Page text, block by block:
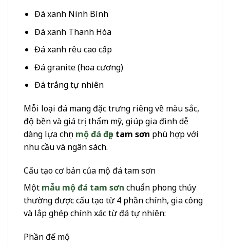
Đá xanh Ninh Bình
Đá xanh Thanh Hóa
Đá xanh rêu cao cấp
Đá granite (hoa cương)
Đá trắng tự nhiên
Mỗi loại đá mang đặc trưng riêng về màu sắc,
độ bền và giá trị thẩm mỹ, giúp gia đình dễ
dàng lựa chọn mộ đá đẹp tam sơn phù hợp với
nhu cầu và ngân sách.
Cấu tạo cơ bản của mộ đá tam sơn
Một mẫu mộ đá tam sơn chuẩn phong thủy
thường được cấu tạo từ 4 phần chính, gia công
và lắp ghép chính xác từ đá tự nhiên:
Phần đế mộ